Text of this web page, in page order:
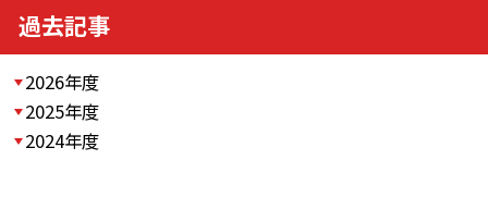
過去記事
2026年度
2025年度
2024年度